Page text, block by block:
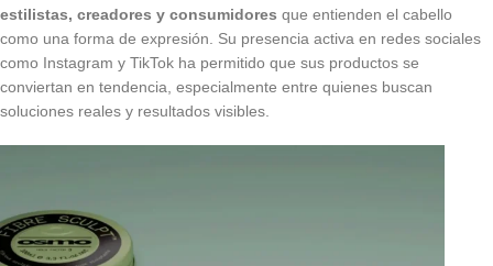
estilistas, creadores y consumidores que entienden el cabello
como una forma de expresión. Su presencia activa en redes sociales
como Instagram y TikTok ha permitido que sus productos se
conviertan en tendencia, especialmente entre quienes buscan
soluciones reales y resultados visibles.